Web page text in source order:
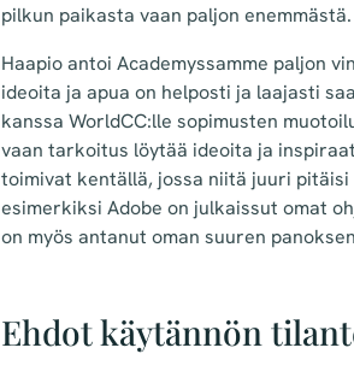
pilkun paikasta vaan paljon enemmästä.
Haapio antoi Academyssamme paljon
ideoita ja apua on helposti ja laajasti
kanssa WorldCC:lle sopimusten
vaan tarkoitus löytää ideoita ja
toimivat kentällä, jossa niitä juuri
esimerkiksi Adobe on julkaissut omat
on myös antanut oman suuren
Ehdot käytännön